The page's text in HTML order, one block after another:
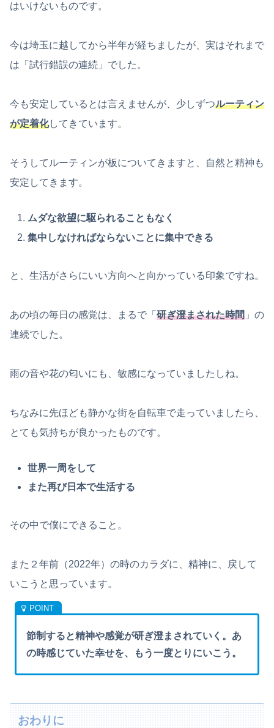
はいけないものです。
今は埼玉に越してから半年が経ちましたが、実はそれまで
は「試行錯誤の連続」でした。
今も安定しているとは言えませんが、少しずつルーティン
が定着化してきています。
そうしてルーティンが板についてきますと、自然と精神も
安定してきます。
ムダな欲望に駆られることもなく
集中しなければならないことに集中できる
と、生活がさらにいい方向へと向かっている印象ですね。
あの頃の毎日の感覚は、まるで「 研ぎ澄まされた時間 」の
連続でした。
雨の音や花の匂いにも、敏感になっていましたしね。
ちなみに先ほども静かな街を自転車で走っていましたら、
とても気持ちが良かったものです。
世界一周をして
また再び日本で生活する
その中で僕にできること。
また２年前（2022年）の時のカラダに、精神に、戻して
いこうと思っています。
節制すると精神や感覚が研ぎ澄まされていく。あ
の時感じていた幸せを、もう一度とりにいこう。
おわりに